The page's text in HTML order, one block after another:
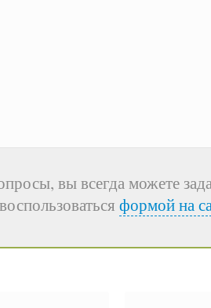
вы всегда можете
формой на